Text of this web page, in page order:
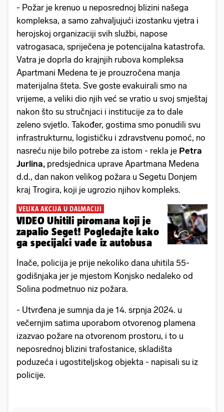
- Požar je krenuo u neposrednoj blizini našega
kompleksa, a samo zahvaljujući izostanku vjetra i
herojskoj organizaciji svih službi, napose
vatrogasaca, spriječena je potencijalna katastrofa.
Vatra je doprla do krajnjih rubova kompleksa
Apartmani Medena te je prouzročena manja
materijalna šteta. Sve goste evakuirali smo na
vrijeme, a veliki dio njih već se vratio u svoj smještaj
nakon što su stručnjaci i institucije za to dale
zeleno svjetlo. Također, gostima smo ponudili svu
infrastrukturnu, logističku i zdravstvenu pomoć, no
nasreću nije bilo potrebe za istom - rekla je Petra
Jurlina, predsjednica uprave Apartmana Medena
d.d., dan nakon velikog požara u Segetu Donjem
kraj Trogira, koji je ugrozio njihov kompleks.
VELIKA AKCIJA U DALMACIJI
VIDEO Uhitili piromana koji je
zapalio Seget! Pogledajte kako
ga specijalci vade iz autobusa
Inače, policija je prije nekoliko dana uhitila 55-
godišnjaka jer je mjestom Konjsko nedaleko od
Solina podmetnuo niz požara.
- Utvrđena je sumnja da je 14. srpnja 2024. u
večernjim satima uporabom otvorenog plamena
izazvao požare na otvorenom prostoru, i to u
neposrednoj blizini trafostanice, skladišta
poduzeća i ugostiteljskog objekta - napisali su iz
policije.